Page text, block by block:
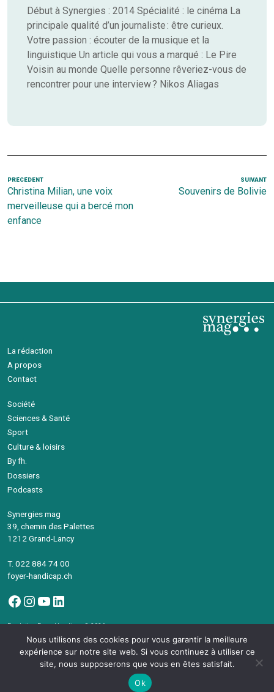
Début à Synergies : 2014 Spécialité : le cinéma La
principale qualité d’un journaliste : être curieux.
Votre passion : écouter de la musique et la
linguistique Un article qui vous a marqué : Le Pire
Voisin au monde Quelle personne rêveriez-vous de
rencontrer pour une interview ? Nikos Aliagas
Navigation
de
l’article
Article
précédent
PRÉCÉDENT
Christina Milian, une voix
merveilleuse qui a bercé mon
enfance
SUIVANT
Souvenirs de Bolivie
La rédaction
A propos
Contact
Société
Sciences & Santé
Sport
Culture & loisirs
By fh.
Dossiers
Podcasts
Synergies mag
39, chemin des Palettes
1212 Grand-Lancy
T. 022 884 74 00
foyer-handicap.ch
Facebook
Instagram
YouTube
LinkedIn
Fondation Foyer-Handicap © 2026
Avec le soutien de la République et canton de Genève
©Synergies Mag – Intégrationdevsector.ch
Nous utilisons des cookies pour vous garantir la meilleure
expérience sur notre site web. Si vous continuez à utiliser ce
site, nous supposerons que vous en êtes satisfait.
Ok